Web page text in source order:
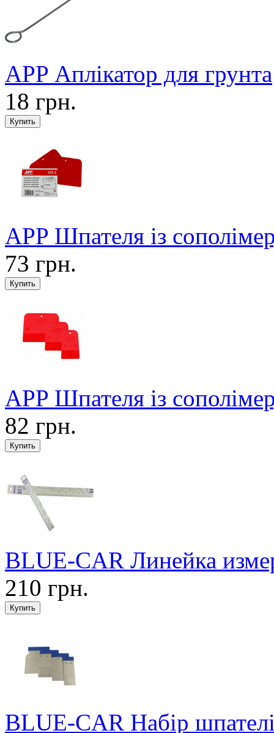
APP Аплікатор для грунта
18 грн.
APP Шпателя із
73 грн.
APP Шпателя із
82 грн.
BLUE-CAR Линейка
210 грн.
BLUE-CAR Набір